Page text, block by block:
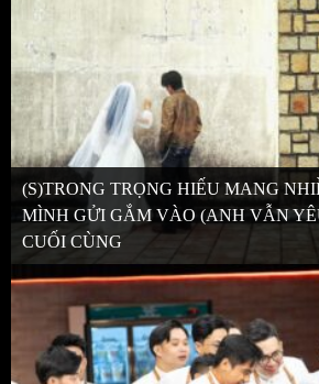
(S)TRONG TRỌNG HIẾU MANG
MÌNH GỬI GẮM VÀO (ANH VẪN
CUỐI CÙNG